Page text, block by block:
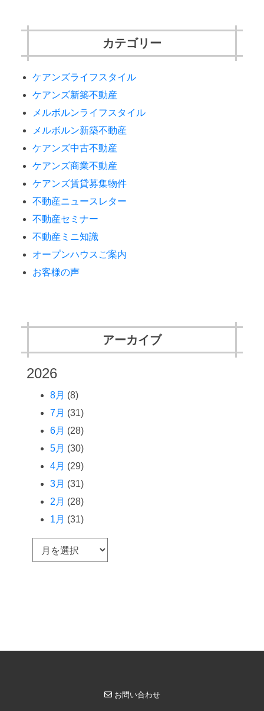
カテゴリー
ケアンズライフスタイル
ケアンズ新築不動産
メルボルンライフスタイル
メルボルン新築不動産
ケアンズ中古不動産
ケアンズ商業不動産
ケアンズ賃貸募集物件
不動産ニュースレター
不動産セミナー
不動産ミニ知識
オープンハウスご案内
お客様の声
アーカイブ
2026
8月 (8)
7月 (31)
6月 (28)
5月 (30)
4月 (29)
3月 (31)
2月 (28)
1月 (31)
ー
お問い合わせ